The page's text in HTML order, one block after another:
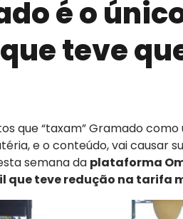
é o
teve
que “taxam” Gramado
e o conteúdo, vai causar
semana da plataforma
que teve redução na tarifa